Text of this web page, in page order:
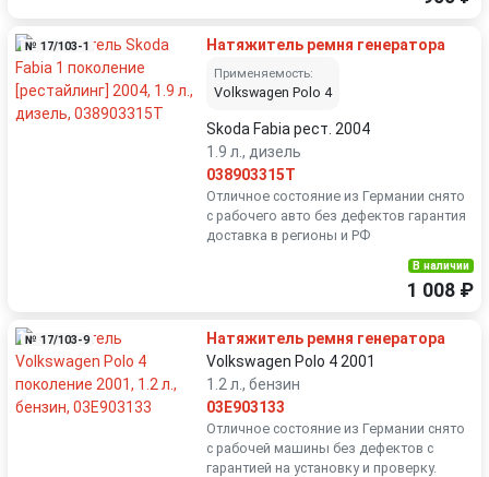
№ 17/103-1 Натяжитель ремня генератора
Применяемость:
Volkswagen Polo 4
Skoda Fabia рест. 2004
1.9 л., дизель
038903315T
Отличное состояние из Германии снято
с рабочего авто без дефектов гарантия
доставка в регионы и РФ
В наличии
1 008 ₽
№ 17/103-9
Натяжитель ремня генератора
Volkswagen Polo 4 2001
1.2 л., бензин
03E903133
Отличное состояние из Германии снято
с рабочей машины без дефектов с
гарантией на установку и проверку.